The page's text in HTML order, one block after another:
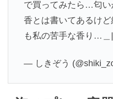
で買ってみたら…匂い
香とは書いてあるけ
も私の苦手な香り…＿
— しきぞう